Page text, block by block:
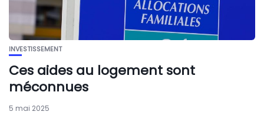
INVESTISSEMENT
Ces aides au logement sont
méconnues
5 mai 2025